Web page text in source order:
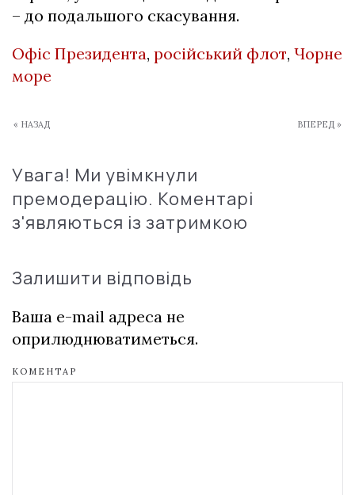
– до подальшого скасування.
Офіс Президента, російський флот, Чорне
море
« НАЗАД ВПЕРЕД »
Увага! Ми увімкнули
премодерацію. Коментарі
з'являються із затримкою
Залишити відповідь
Ваша e-mail адреса не
оприлюднюватиметься.
КОМЕНТАР